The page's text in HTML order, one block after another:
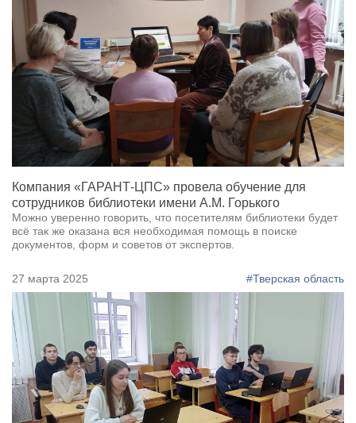
Компания «ГАРАНТ-ЦПС» провела обучение для
сотрудников библиотеки имени А.М. Горького
Можно уверенно говорить, что посетителям библиотеки будет
всё так же оказана вся необходимая помощь в поиске
документов, форм и советов от экспертов.
27 марта 2025 #Тверская область